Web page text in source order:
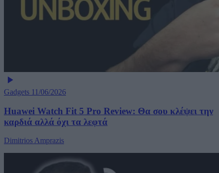
Gadgets 11/06/2026
Huawei Watch Fit 5 Pro Review: Θα σου κλέψει την
καρδιά αλλά όχι τα λεφτά
Dimitrios Amprazis